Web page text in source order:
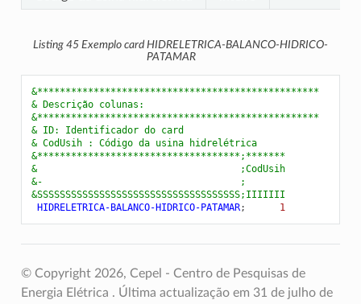
Listing 45 Exemplo card HIDRELETRICA-BALANCO-HIDRICO-
PATAMAR
&**************************************************
& Descrição colunas:
&**************************************************
& ID: Identificador do card
& CodUsih : Código da usina hidrelétrica
&************************************;*******
&                                    ;CodUsih
&-                                   ;
&SSSSSSSSSSSSSSSSSSSSSSSSSSSSSSSSSSSS;IIIIIII
HIDRELETRICA-BALANCO-HIDRICO-PATAMAR;
      1
© Copyright 2026, Cepel - Centro de Pesquisas de
Energia Elétrica . Última actualização em 31 de julho de